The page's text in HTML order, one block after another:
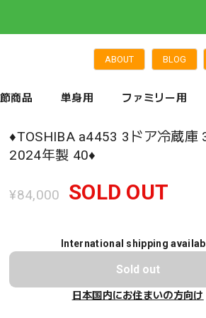
ABOUT BLOG
商品 単身用 ファミリー用
♦️TOSHIBA a4453 3ドア冷蔵庫
2024年製 40♦️
¥84,000 SOLD OUT
International shipping
Sold out
日本国内にお住まいの方向け